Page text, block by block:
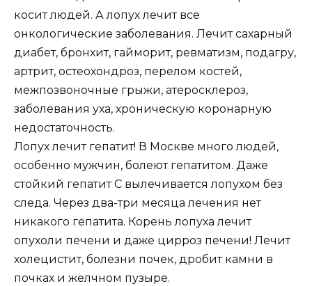
косит людей. А лопух лечит все
онкологические заболевания. Лечит сахарный
диабет, бронхит, гайморит, ревматизм, подагру,
артрит, остеохондроз, перелом костей,
межпозвоночные грыжи, атеросклероз,
заболевания уха, хроническую коронарную
недостаточность.
Лопух лечит гепатит! В Москве много людей,
особенно мужчин, болеют гепатитом. Даже
стойкий гепатит С вылечивается лопухом без
следа. Через два-три месяца лечения нет
никакого гепатита. Корень лопуха лечит
опухоли печени и даже цирроз печени! Лечит
холецистит, болезни почек, дробит камни в
почках и желчном пузыре.